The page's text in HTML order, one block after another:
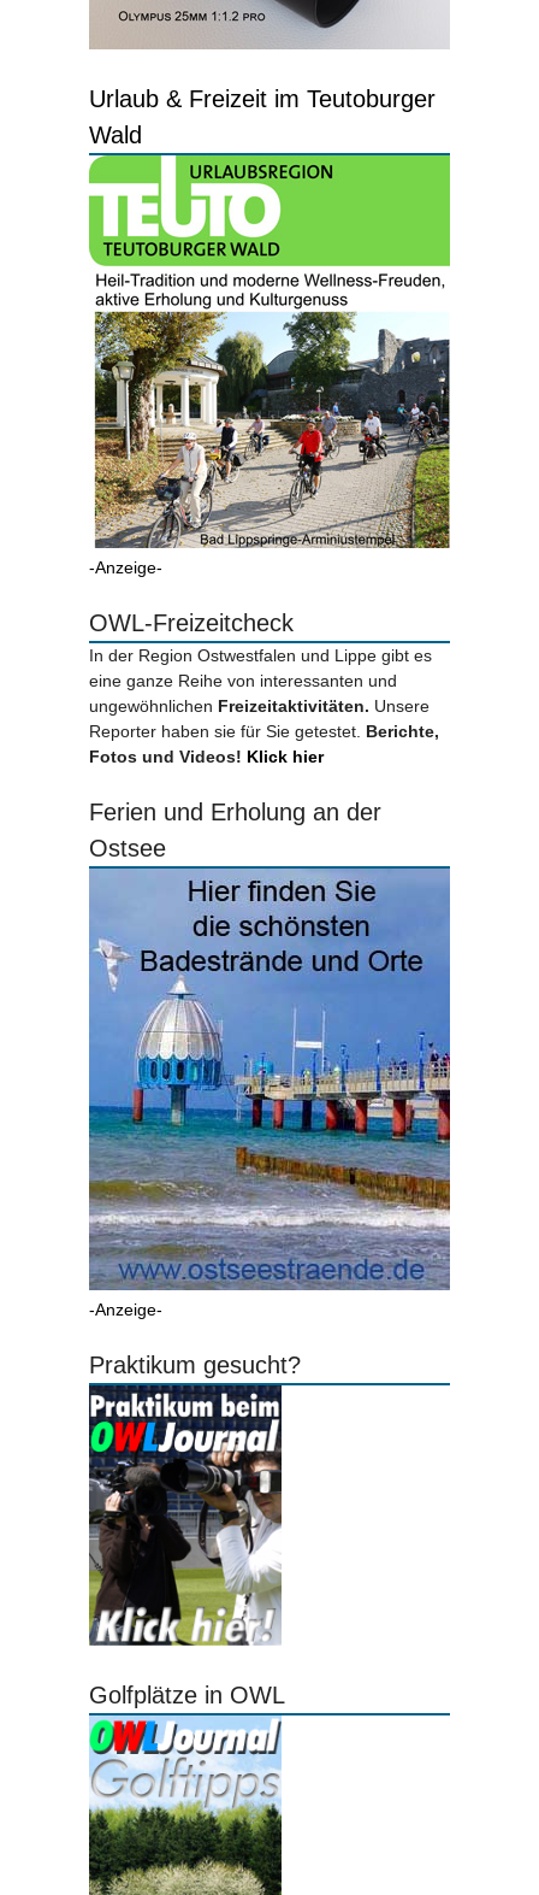
Urlaub & Freizeit im Teutoburger
Wald
-Anzeige-
OWL-Freizeitcheck
In der Region Ostwestfalen und Lippe gibt es
eine ganze Reihe von interessanten und
ungewöhnlichen Freizeitaktivitäten. Unsere
Reporter haben sie für Sie getestet. Berichte,
Fotos und Videos! Klick hier
Ferien und Erholung an der
Ostsee
-Anzeige-
Praktikum gesucht?
Golfplätze in OWL